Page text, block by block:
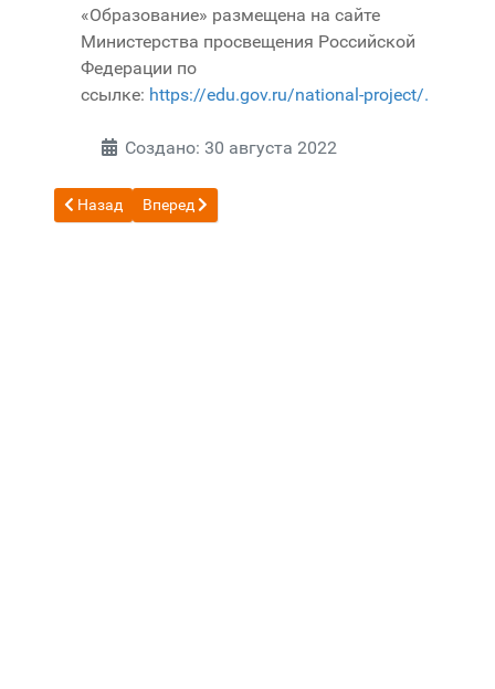
«Образование» размещена на сайте
Министерства просвещения Российской
Федерации по
ссылке: https://edu.gov.ru/national-project/.
Создано: 30 августа 2022
Предыдущий: Документы
Назад Следующий: Договоры о сотрудничестве
Вперед